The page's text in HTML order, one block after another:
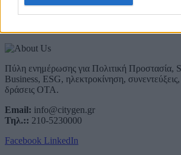
Πύλη ενημέρωσης για Πολιτική Προστασία,
Business, ESG, ηλεκτροκίνηση,
δράσεις ΟΤΑ.
Email: info@citygen.gr
Τηλ.:: 210-5230000
Facebook LinkedIn